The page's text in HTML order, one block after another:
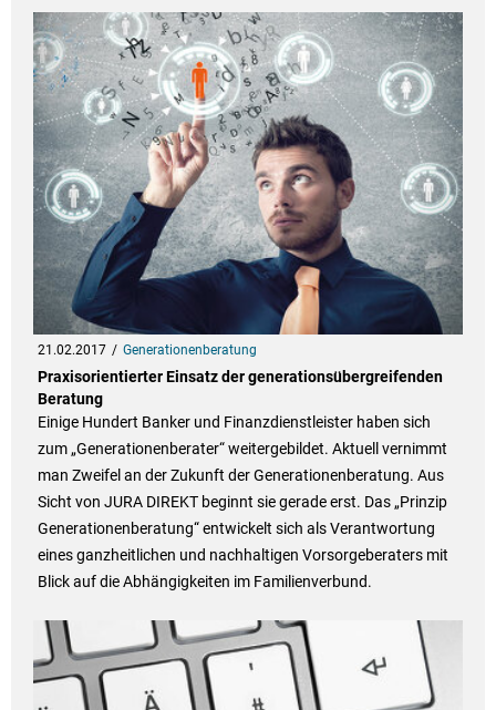
21.02.2017 Generationenberatung
Praxisorientierter Einsatz der generationsübergreifenden
Beratung
Einige Hundert Banker und Finanzdienstleister haben sich
zum „Generationenberater“ weitergebildet. Aktuell vernimmt
man Zweifel an der Zukunft der Generationenberatung. Aus
Sicht von JURA DIREKT beginnt sie gerade erst. Das „Prinzip
Generationenberatung“ entwickelt sich als Verantwortung
eines ganzheitlichen und nachhaltigen Vorsorgeberaters mit
Blick auf die Abhängigkeiten im Familienverbund.